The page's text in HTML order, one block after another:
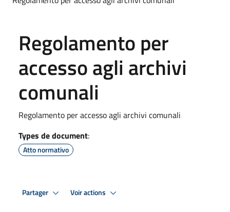
Regolamento per
accesso agli archivi
comunali
Regolamento per accesso agli archivi comunali
Types de document:
Atto normativo
Partager Voir actions